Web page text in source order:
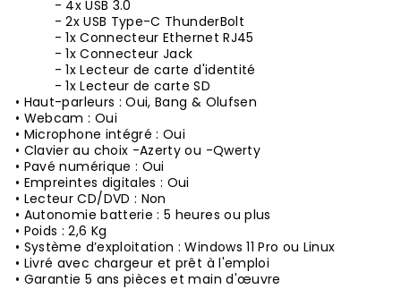
- 4x USB 3.0
- 2x USB Type-C ThunderBolt
- 1x Connecteur Ethernet RJ45
- 1x Connecteur Jack
- 1xLecteur de carte d'identité
- 1x Lecteur de carte SD
• Haut-parleurs : Oui, Bang & Olufsen
• Webcam : Oui
• Microphone intégré : Oui
• Clavier au choix -Azerty ou -Qwerty
• Pavé numérique : Oui
• Empreintes digitales : Oui
• Lecteur CD/DVD : Non
• Autonomie batterie : 5 heures ou plus
• Poids : 2,6 Kg
• Système d’exploitation : Windows 11 Pro ou Linux
• Livré avec chargeur et prêt à l'emploi
• Garantie 5 ans pièces et main d'œuvre